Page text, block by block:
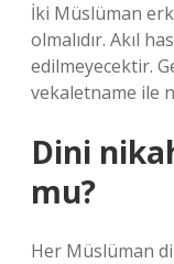
İki Müslüman
olmalıdır. Akıl
edilmeyecektir.
vekaletname ile
Dini
mu?
Her Müslüman